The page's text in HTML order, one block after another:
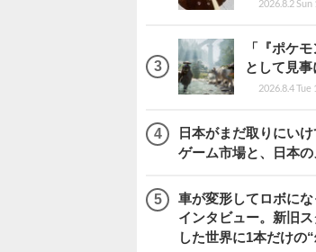
2026.8.2 Sun
「『ポケ
として見
2026.8.4 Tue
日本がまだ取りにい
ゲーム市場と、日本
車が変形してロボに
インタビュー。新旧
した世界に1本だけの